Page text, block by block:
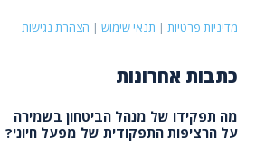
מדיניות פרטיות | תנאי שימוש | הצהרת נגישות
כתבות אחרונות
מה תפקידו של מנהל הביטחון בשמירה
על הרציפות התפקודית של מפעל חיוני?